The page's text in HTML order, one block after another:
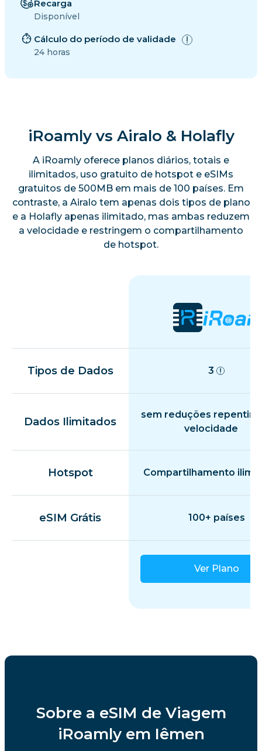
Recarga
Disponível
Cálculo do período de validade
24 horas
iRoamly vs Airalo & Holafly
A iRoamly oferece planos diários, totais e
ilimitados, uso gratuito de hotspot e eSIMs
gratuitos de 500MB em mais de 100 países. Em
contraste, a Airalo tem apenas dois tipos de plano
e a Holafly apenas ilimitado, mas ambas reduzem
a velocidade e restringem o compartilhamento
de hotspot.
Tipos de Dados 3
Dados Ilimitados
sem reduções
velocidade
Hotspot Compartilhamento
eSIM Grátis 100+ países
Ver Plano
Sobre a eSIM de Viagem
iRoamly em Iêmen